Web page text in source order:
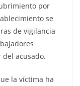
por
se
de vigilancia
acusado.
la víctima ha